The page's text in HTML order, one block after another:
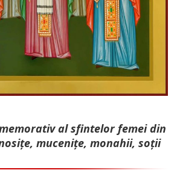
al sfintelor femei din
mu­cenițe, monahii, soții